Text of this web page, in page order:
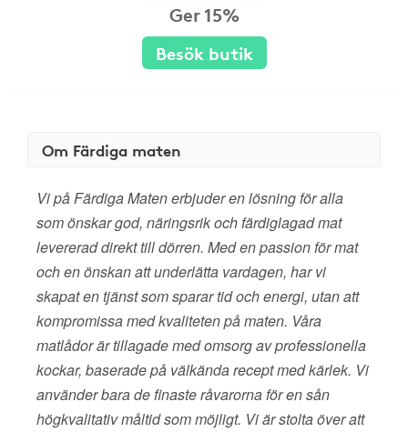
Ger 15%
Besök butik
Om Färdiga maten
Vi på Färdiga Maten erbjuder en lösning för alla
som önskar god, näringsrik och färdiglagad mat
levererad direkt till dörren. Med en passion för mat
och en önskan att underlätta vardagen, har vi
skapat en tjänst som sparar tid och energi, utan att
kompromissa med kvaliteten på maten. Våra
matlådor är tillagade med omsorg av professionella
kockar, baserade på välkända recept med kärlek. Vi
använder bara de finaste råvarorna för en sån
högkvalitativ måltid som möjligt. Vi är stolta över att